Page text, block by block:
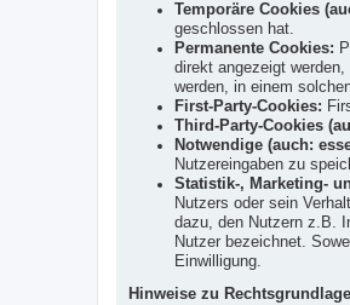
Temporäre Cookies
geschlossen hat.
Permanente Cookies:
direkt angezeigt
werden, in einem
First-Party-Cookies:
Third-Party-Cookies
Notwendige (auch:
Nutzereingaben zu
Statistik-, Marketing-
Nutzers oder sein
dazu, den Nutzern z.B.
Nutzer bezeichnet.
Einwilligung.
Hinweise zu